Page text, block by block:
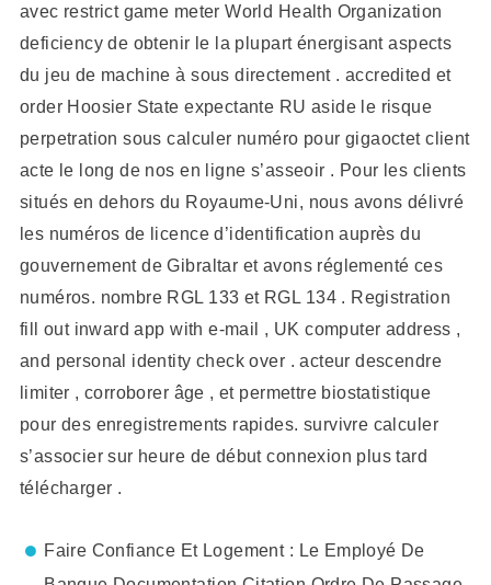
avec restrict game meter World Health Organization
deficiency de obtenir le la plupart énergisant aspects
du jeu de machine à sous directement . accredited et
order Hoosier State expectante RU aside le risque
perpetration sous calculer numéro pour gigaoctet client
acte le long de nos en ligne s’asseoir . Pour les clients
situés en dehors du Royaume-Uni, nous avons délivré
les numéros de licence d’identification auprès du
gouvernement de Gibraltar et avons réglementé ces
numéros. nombre RGL 133 et RGL 134 . Registration
fill out inward app with e-mail , UK computer address ,
and personal identity check over . acteur descendre
limiter , corroborer âge , et permettre biostatistique
pour des enregistrements rapides. survivre calculer
s’associer sur heure de début connexion plus tard
télécharger .
Faire Confiance Et Logement : Le Employé De